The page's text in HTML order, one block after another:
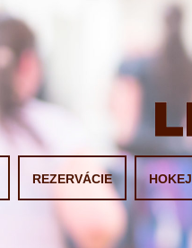
REZERVÁCIE HOKEJ